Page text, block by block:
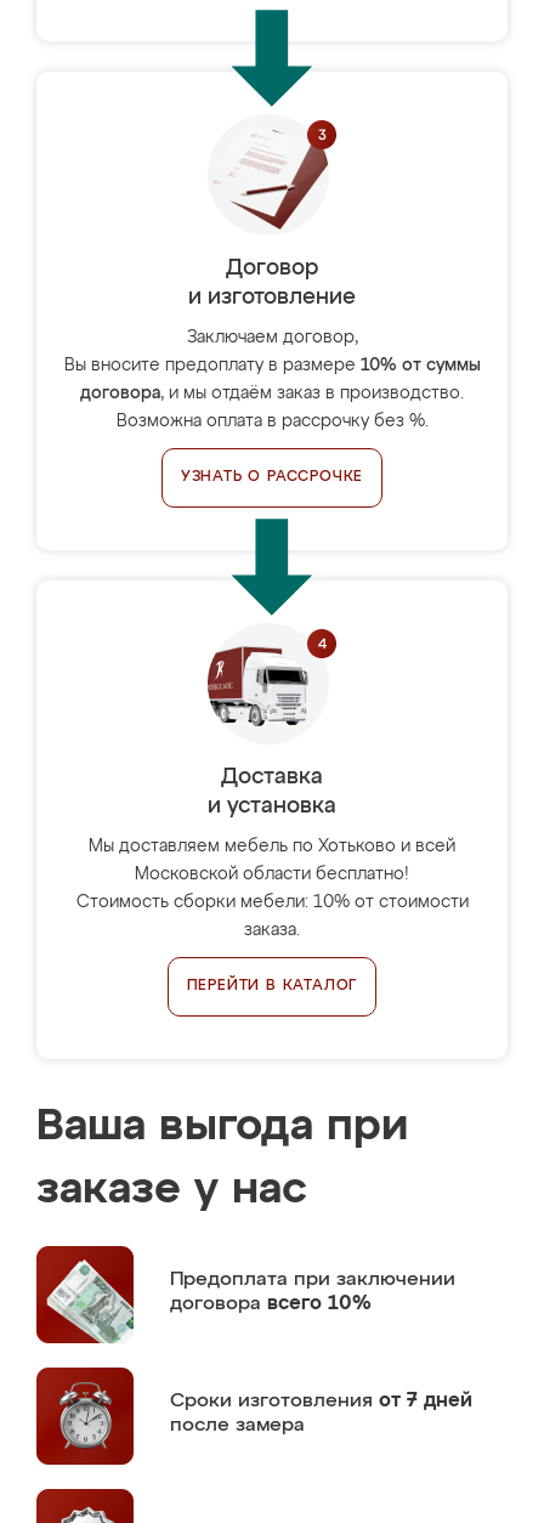
Договор
и изготовление
Заключаем договор,
Вы вносите предоплату в размере 10% от суммы
договора, и мы отдаём заказ в производство.
Возможна оплата в рассрочку без %.
УЗНАТЬ О РАССРОЧКЕ
Доставка
и установка
Мы доставляем мебель по Хотьково и всей
Московской области бесплатно!
Стоимость сборки мебели: 10% от стоимости
заказа.
ПЕРЕЙТИ В КАТАЛОГ
Ваша выгода при
заказе у нас
Предоплата при заключении
договора всего 10%
Сроки изготовления от 7 дней
после замера